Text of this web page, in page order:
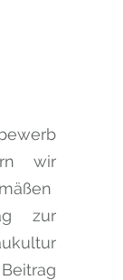
wir
zur